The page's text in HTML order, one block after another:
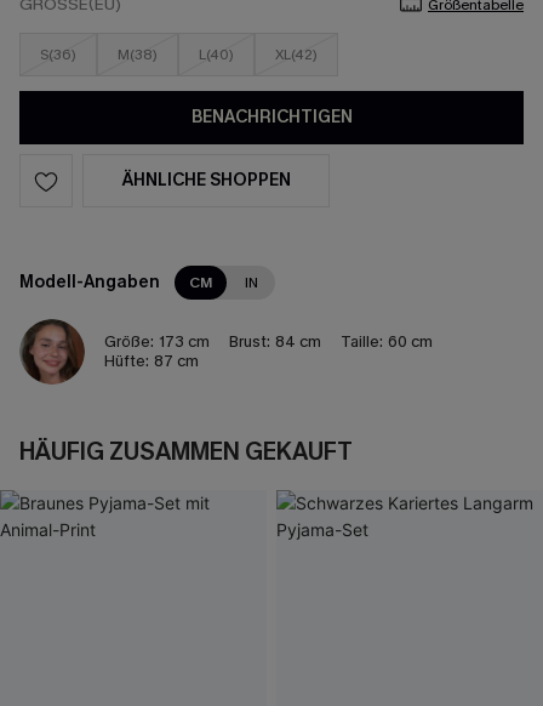
Größentabelle
S(36) M(38) L(40) XL(42)
BENACHRICHTIGEN
ÄHNLICHE SHOPPEN
Modell-Angaben CM IN
Größe: 173 cm Brust: 84 cm Taille: 60 cm
Hüfte: 87 cm
HÄUFIG ZUSAMMEN GEKAUFT